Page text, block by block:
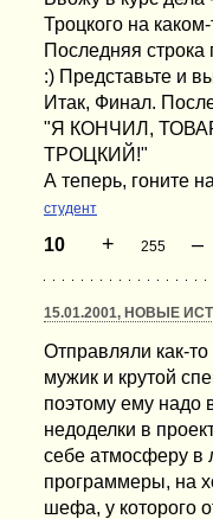
Троцкого на
Последняя
:) Представьте и
Итак, Финал.
"Я КОНЧИЛ,
ТРОЦКИЙ!"
А теперь, гоните
студент
10 + 255 –
15.01.2001, НОВЫЕ
Отправляли как-
мужик и крутой
поэтому ему надо
недоделки в
себе атмосферу в
программеры, на
шефа, у которого